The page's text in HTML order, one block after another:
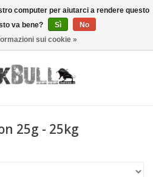
0 Articoli - €0,00
25g - 25kg
computer per aiutarci a rendere questo
va bene?
Sì
No
sui cookie »